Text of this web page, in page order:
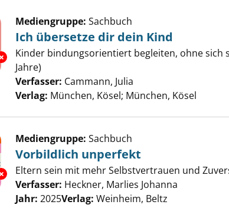
Exemplar-Details von Ich übersetze dir dein Kind
Mediengruppe: Sachbuch
Ich übersetze dir dein Kind
Kinder bindungsorientiert begleiten, ohne sich
Jahre)
Verfasser: Cammann, Julia
Verlag: München, Kösel; München, Kösel
Exemplar-Details von Vorbildlich unperfekt
Mediengruppe: Sachbuch
Vorbildlich unperfekt
Eltern sein mit mehr Selbstvertrauen und
Verfasser: Heckner, Marlies Johanna
Jahr: 2025Verlag: Weinheim, Beltz